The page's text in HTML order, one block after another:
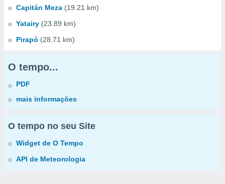
Capitán Meza (19.21 km)
Yatairy (23.89 km)
Pirapó (28.71 km)
O tempo...
PDF
mais informações
O tempo no seu Site
Widget de O Tempo
API de Meteorologia